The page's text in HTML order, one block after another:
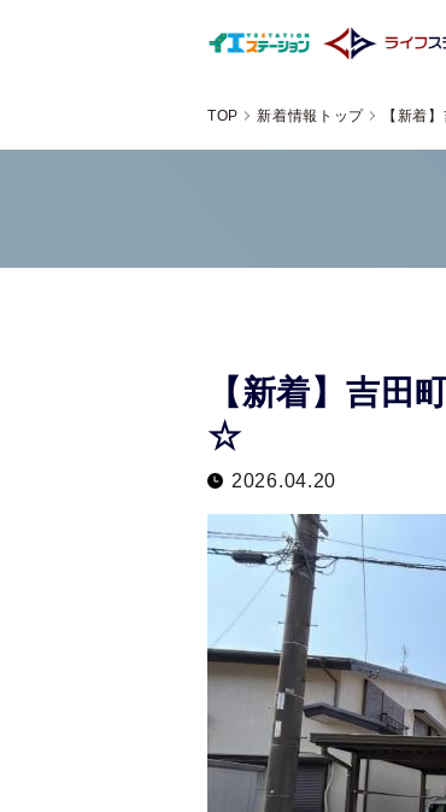
TOP 新着情報トップ 【新着
【新着】吉田
☆
2026.04.20